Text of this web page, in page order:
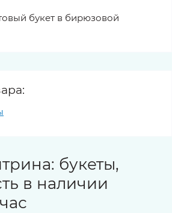
букет в бирюзовой
букеты,
в наличии